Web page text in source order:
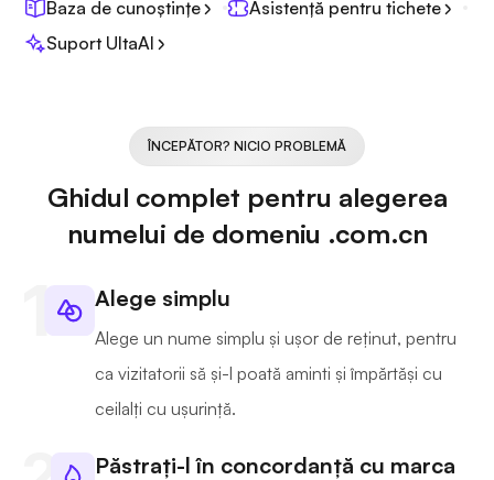
Baza de cunoștințe
Asistență pentru tichete
Suport UltaAI
ÎNCEPĂTOR? NICIO PROBLEMĂ
Ghidul complet pentru alegerea
numelui de domeniu .com.cn
Alege simplu
Alege un nume simplu și ușor de reținut, pentru
ca vizitatorii să și-l poată aminti și împărtăși cu
ceilalți cu ușurință.
Păstrați-l în concordanță cu marca